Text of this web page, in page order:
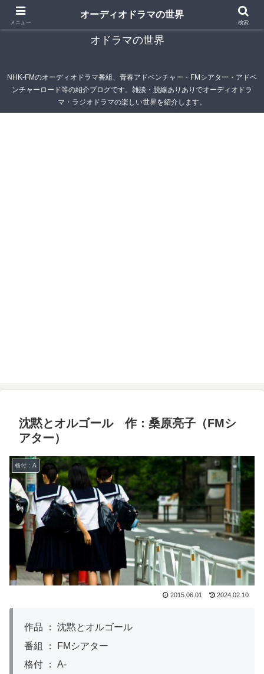
青春アドベンチャー雑記帳～オーディオドラマ・ラジ
オドラマの世界
NHK-FMのオーディオドラマ番組、青春アドベンチャー・FMシアター・アドベ
ンチャーロード等の紹介ブログです。雑談・脱線ありありでオーディオドラ
マ・ラジオドラマの楽しい世界を紹介します。
沈黙とオルゴール 作：桑原亮子（FMシ
アター）
格付：A
2015.06.01 2024.02.10
作品 ： 沈黙とオルゴール
番組 ： FMシアター
格付 ： A-
メニュー
オーディオドラマの世界
検索